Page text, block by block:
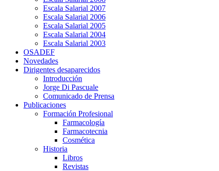
Escala Salarial 2007
Escala Salarial 2006
Escala Salarial 2005
Escala Salarial 2004
Escala Salarial 2003
OSADEF
Novedades
Dirigentes desaparecidos
Introducción
Jorge Di Pascuale
Comunicado de Prensa
Publicaciones
Formación Profesional
Farmacología
Farmacotecnia
Cosmética
Historia
Libros
Revistas